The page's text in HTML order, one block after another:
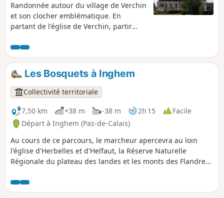
Randonnée autour du village de Verchin
et son clocher emblématique. En
partant de l'église de Verchin, partir
Verchin.
Les Bosquets à Inghem
Collectivité territoriale
7,50 km
+38 m -38 m 2h 15
Facile
Départ à Inghem (Pas-de-Calais)
Au cours de ce parcours, le marcheur apercevra au loin
l'église d'Herbelles et d'Helfaut, la Réserve Naturelle
Régionale du plateau des landes et les monts des Flandres.
du Pays de Saint-Omer.